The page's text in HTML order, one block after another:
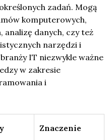
zadań. Mogą
komputerowych,
danych, czy też
narzędzi i
IT niezwykle ważne
w zakresie
i
Znaczenie